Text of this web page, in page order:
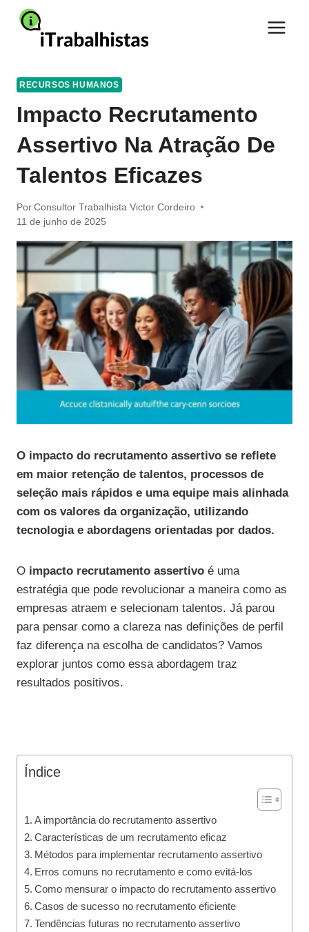
Pular
para
RECURSOS HUMANOS
Impacto Recrutamento
Assertivo Na Atração De
Talentos Eficazes
Por Consultor Trabalhista Victor Cordeiro
11 de junho de 2025
O impacto do recrutamento assertivo se reflete
em maior retenção de talentos, processos de
seleção mais rápidos e uma equipe mais alinhada
com os valores da organização, utilizando
tecnologia e abordagens orientadas por dados.
O impacto recrutamento assertivo é uma
estratégia que pode revolucionar a maneira como as
empresas atraem e selecionam talentos. Já parou
para pensar como a clareza nas definições de perfil
faz diferença na escolha de candidatos? Vamos
explorar juntos como essa abordagem traz
resultados positivos.
Índice
A importância do recrutamento assertivo
Características de um recrutamento eficaz
Métodos para implementar recrutamento assertivo
Erros comuns no recrutamento e como evitá-los
Como mensurar o impacto do recrutamento assertivo
Casos de sucesso no recrutamento eficiente
Tendências futuras no recrutamento assertivo